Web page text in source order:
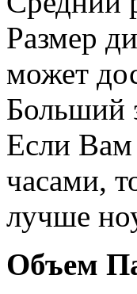
Размер
может
Больший
Если Вам
часами,
лучше
Объем